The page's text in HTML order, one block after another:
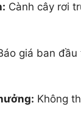
Cành cây rơi
giá ban đầu
Không